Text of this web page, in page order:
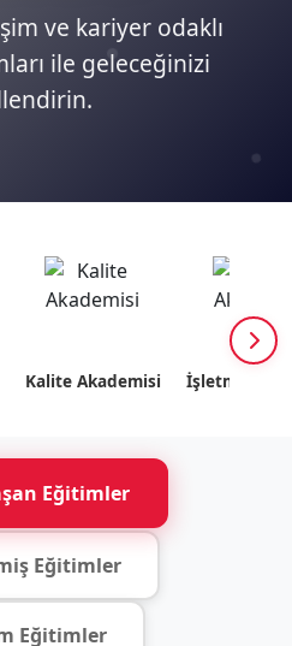
ve kariyer odaklı
ile geleceğinizi
Kalite Akademisi İşletme
Eğitimler
Eğitimler
Eğitimler